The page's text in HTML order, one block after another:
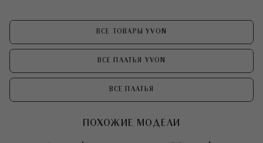
ВСЕ ТОВАРЫ YVON
ВСЕ ПЛАТЬЯ YVON
ВСЕ ПЛАТЬЯ
ПОХОЖИЕ МОДЕЛИ